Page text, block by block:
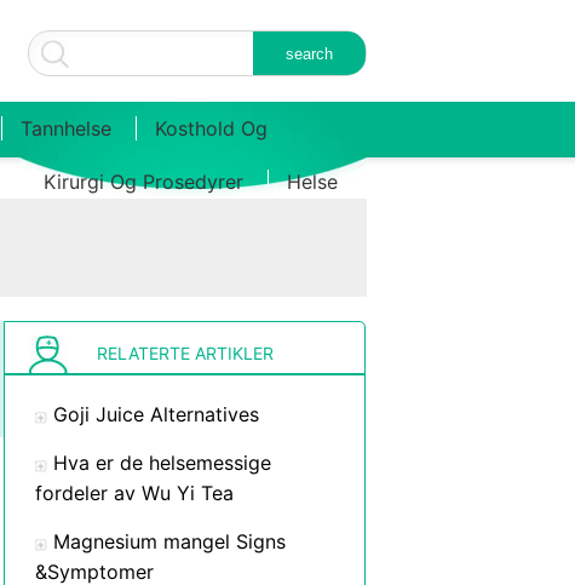
Tannhelse Kosthold Og
Kirurgi Og Prosedyrer Helse
RELATERTE ARTIKLER
Goji Juice Alternatives
Hva er de helsemessige
fordeler av Wu Yi Tea
Magnesium mangel Signs
&Symptomer